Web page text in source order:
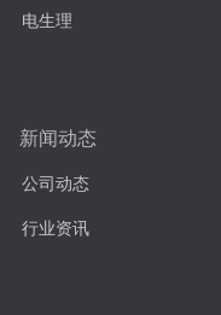
电生理
新闻动态
公司动态
行业资讯